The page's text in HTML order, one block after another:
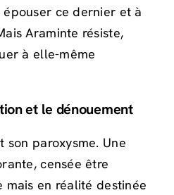
ce dernier et à
Araminte résiste,
à elle-même
et le dénouement
son paroxysme. Une
censée être
mais en réalité destinée